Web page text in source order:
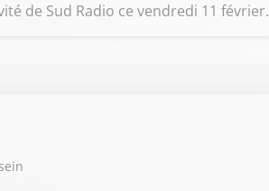
de Sud Radio ce vendredi 11 février.